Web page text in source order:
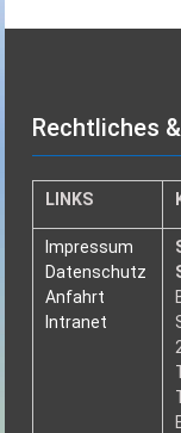
Rechtliches
LINKS
Impressum
Datenschutz
Anfahrt
Intranet